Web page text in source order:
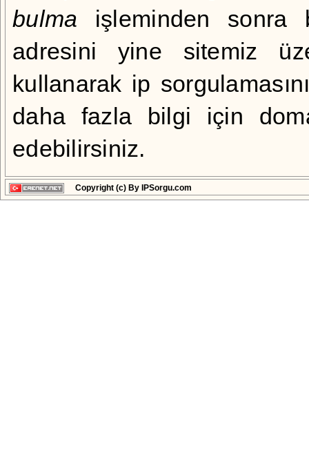
bulma işleminden sonra
adresini yine sitemiz
kullanarak ip
daha fazla bilgi için
edebilirsiniz.
Copyright (c) By IPSorgu.com